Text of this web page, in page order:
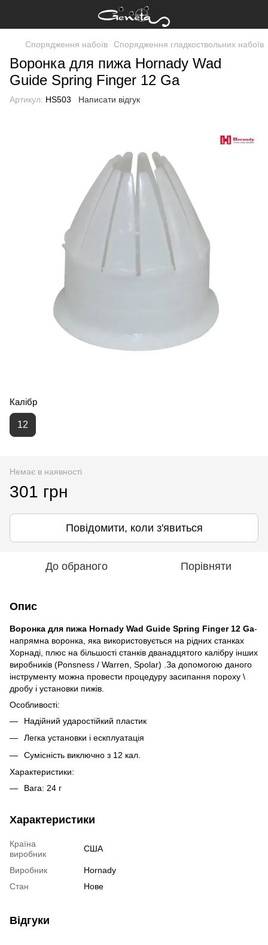
Спорядження набоїв Спорядження гладкоствольних набоїв
Воронка для пижа Hornady Wad
Guide Spring Finger 12 Ga
Артикул: HS503 Написати відгук
Калібр
12
Немає в наявності
301 грн
Повідомити, коли з'явиться
До обраного Порівняти
Опис
Воронка для пижа Hornady Wad Guide Spring Finger 12 Ga-
напрямна воронка, яка використовується на рідних станках
Хорнаді, плюс на більшості станків дванадцятого калібру інших
виробників (Ponsness / Warren, Spolar) .За допомогою даного
інструменту можна провести процедуру засипання пороху \
дробу і установки пижів.
Особливості:
Надійний ударостійкий пластик
Легка установки і ескплуатація
Сумісність виключно з 12 кал.
Характеристики:
Вага: 24 г
Характеристики
Країна
виробник
США
Виробник
Hornady
Стан
Нове
Відгуки